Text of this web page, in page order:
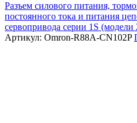
Разъем силового питания,
постоянного тока и питания
сервопривода серии 1S
Артикул: Omron-R88A-CN102P